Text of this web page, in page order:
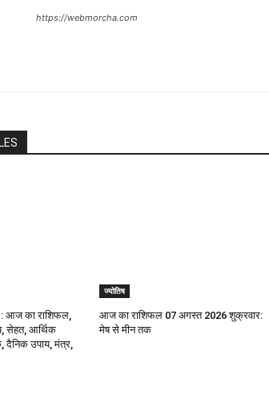
https://webmorcha.com
: आज का राशिफल,
सेहत, आर्थिक
दैनिक उपाय, मंत्र,
ज्योतिष
आज का राशिफल 07 अगस्त 2026 शुक्रवार:
मेष से मीन तक